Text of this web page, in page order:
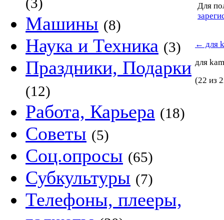
Машины (8)
Наука и Техника (3)
Праздники, Подарки
(12)
Работа, Карьера (18)
Советы (5)
Соц.опросы (65)
Субкультуры (7)
Телефоны, плееры,
Для
← для
для
(22 из